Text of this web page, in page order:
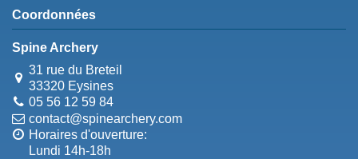
Coordonnées
Spine Archery
31 rue du Breteil
33320 Eysines
05 56 12 59 84
contact@spinearchery.com
Horaires d'ouverture:
Lundi 14h-18h